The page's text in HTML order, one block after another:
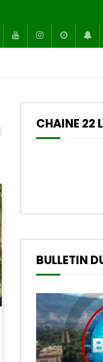
Watch Later
CHAINE 22
BULLETIN